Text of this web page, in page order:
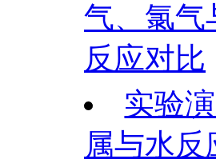
气、氯气
反应对比
实验
属与水反